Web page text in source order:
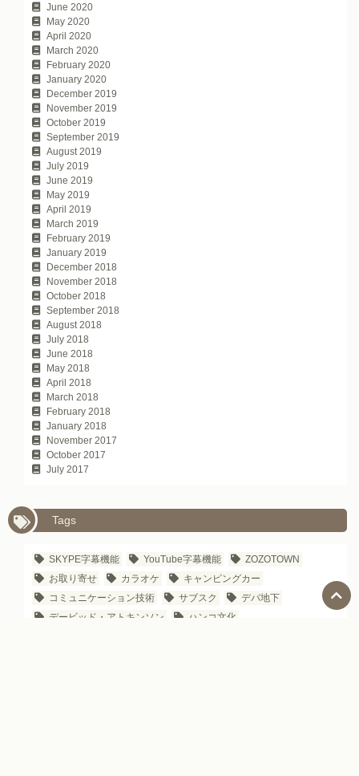
June 2020
May 2020
April 2020
March 2020
February 2020
January 2020
December 2019
November 2019
October 2019
September 2019
August 2019
July 2019
June 2019
May 2019
April 2019
March 2019
February 2019
January 2019
December 2018
November 2018
October 2018
September 2018
August 2018
July 2018
June 2018
May 2018
April 2018
March 2018
February 2018
January 2018
November 2017
October 2017
July 2017
Tags
SKYPE字幕機能 YouTube字幕機能
ZOZOTOWN
お取り寄せ
カラオケ
キャンピングカー
コミュニケーション技術
サブスク
デパ地下
デービッド・アトキンソン
ハンコ文化